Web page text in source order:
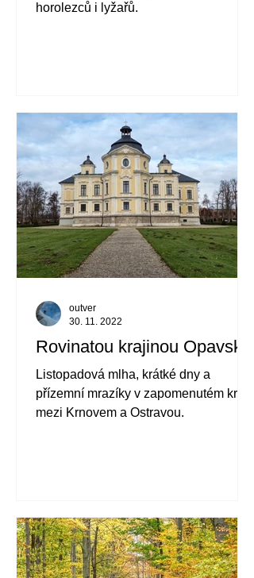
horolezců i lyžařů.
Rovinatou krajinou Opavska
Listopadová mlha, krátké dny a
přízemní mrazíky v zapomenutém kraji
mezi Krnovem a Ostravou.
outver
30. 11. 2022